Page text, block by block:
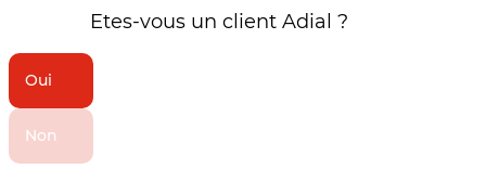
Etes-vous un client Adial ?
Oui
Non